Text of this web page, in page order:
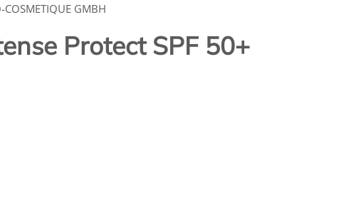
COSMETIQUE GMBH
Protect SPF 50+